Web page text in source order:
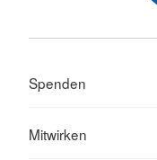
Spenden
Mitwirken